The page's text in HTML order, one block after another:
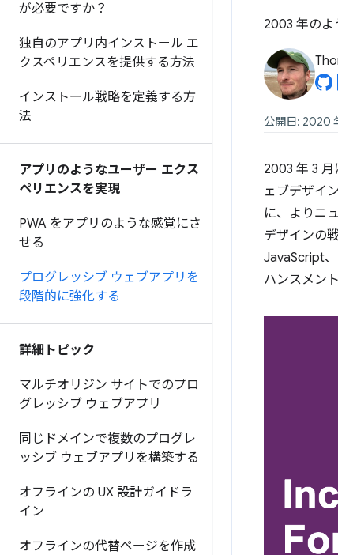
が必要ですか？
独自のアプリ内インストール エ
クスペリエンスを提供する方法
インストール戦略を定義する方
法
アプリのようなユーザー エクス
ペリエンスを実現
PWA をアプリのような感覚にさ
せる
プログレッシブ ウェブアプリを
段階的に強化する
詳細トピック
マルチオリジン サイトでのプロ
グレッシブ ウェブアプリ
同じドメインで複数のプログレ
ッシブ ウェブアプリを構築する
オフラインの UX 設計ガイドラ
イン
オフラインの代替ページを作成
2003 年のよ
公開日: 2020
2003 年 3 月
ェブデザイ
に、よりニ
デザインの
JavaScript
ハンスメント